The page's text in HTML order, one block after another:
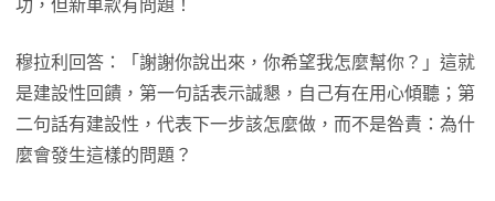
功，但新車款有問題！
穆拉利回答：「謝謝你說出來，你希望我怎麼幫你？」這就
是建設性回饋，第一句話表示誠懇，自己有在用心傾聽；第
二句話有建設性，代表下一步該怎麼做，而不是咎責：為什
麼會發生這樣的問題？